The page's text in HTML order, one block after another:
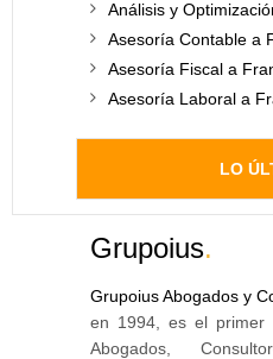
Análisis y
Asesoría Contable a
Asesoría Fiscal a
Asesoría Laboral a
LO
Grupoius.
Grupoius Abogados y
en 1994, es el primer
Abogados,